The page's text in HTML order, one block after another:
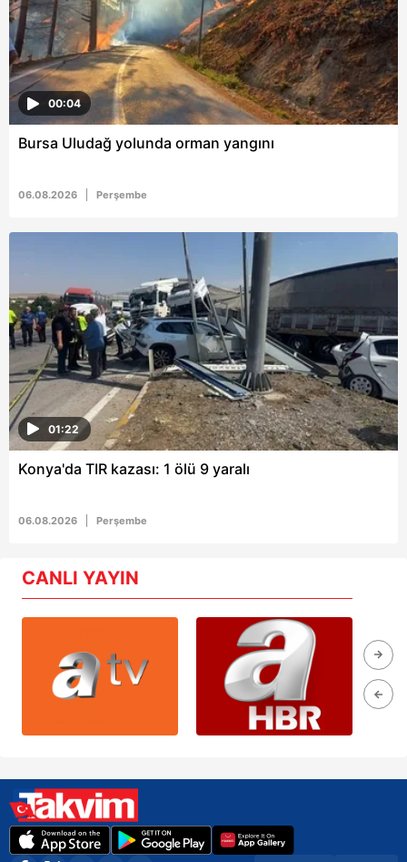
00:04
Bursa Uludağ yolunda orman yangını
06.08.2026 Perşembe
01:22
Konya'da TIR kazası: 1 ölü 9 yaralı
06.08.2026 Perşembe
CANLI YAYIN